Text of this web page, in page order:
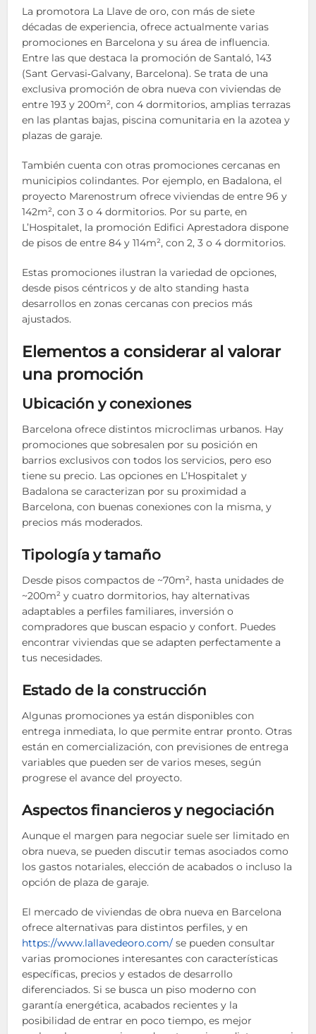
La promotora La Llave de oro, con más de siete
décadas de experiencia, ofrece actualmente varias
promociones en Barcelona y su área de influencia.
Entre las que destaca la promoción de Santaló, 143
(Sant Gervasi‑Galvany, Barcelona). Se trata de una
exclusiva promoción de obra nueva con viviendas de
entre 193 y 200m², con 4 dormitorios, amplias terrazas
en las plantas bajas, piscina comunitaria en la azotea y
plazas de garaje.
También cuenta con otras promociones cercanas en
municipios colindantes. Por ejemplo, en Badalona, el
proyecto Marenostrum ofrece viviendas de entre 96 y
142m², con 3 o 4 dormitorios. Por su parte, en
L’Hospitalet, la promoción Edifici Aprestadora dispone
de pisos de entre 84 y 114m², con 2, 3 o 4 dormitorios.
Estas promociones ilustran la variedad de opciones,
desde pisos céntricos y de alto standing hasta
desarrollos en zonas cercanas con precios más
ajustados.
Elementos a considerar al valorar
una promoción
Ubicación y conexiones
Barcelona ofrece distintos microclimas urbanos. Hay
promociones que sobresalen por su posición en
barrios exclusivos con todos los servicios, pero eso
tiene su precio. Las opciones en L’Hospitalet y
Badalona se caracterizan por su proximidad a
Barcelona, con buenas conexiones con la misma, y
precios más moderados.
Tipología y tamaño
Desde pisos compactos de ~70m², hasta unidades de
~200m² y cuatro dormitorios, hay alternativas
adaptables a perfiles familiares, inversión o
compradores que buscan espacio y confort. Puedes
encontrar viviendas que se adapten perfectamente a
tus necesidades.
Estado de la construcción
Algunas promociones ya están disponibles con
entrega inmediata, lo que permite entrar pronto. Otras
están en comercialización, con previsiones de entrega
variables que pueden ser de varios meses, según
progrese el avance del proyecto.
Aspectos financieros y negociación
Aunque el margen para negociar suele ser limitado en
obra nueva, se pueden discutir temas asociados como
los gastos notariales, elección de acabados o incluso la
opción de plaza de garaje.
El mercado de viviendas de obra nueva en Barcelona
ofrece alternativas para distintos perfiles, y en
https://www.lallavedeoro.com/ se pueden consultar
varias promociones interesantes con características
específicas, precios y estados de desarrollo
diferenciados. Si se busca un piso moderno con
garantía energética, acabados recientes y la
posibilidad de entrar en poco tiempo, es mejor